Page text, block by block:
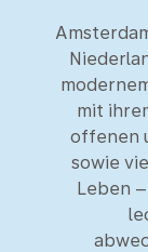
mit
offenen
sowie
Leben